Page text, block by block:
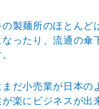
製麺所のほとんど
ったり、流通の傘
まだ小売業が日本の
楽にビジネスが出